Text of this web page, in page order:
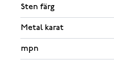
Sten färg
Metal karat
mpn